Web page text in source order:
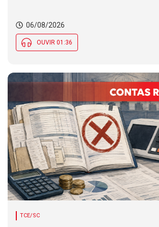
06/08/2026
OUVIR 01:36
TCE/SC